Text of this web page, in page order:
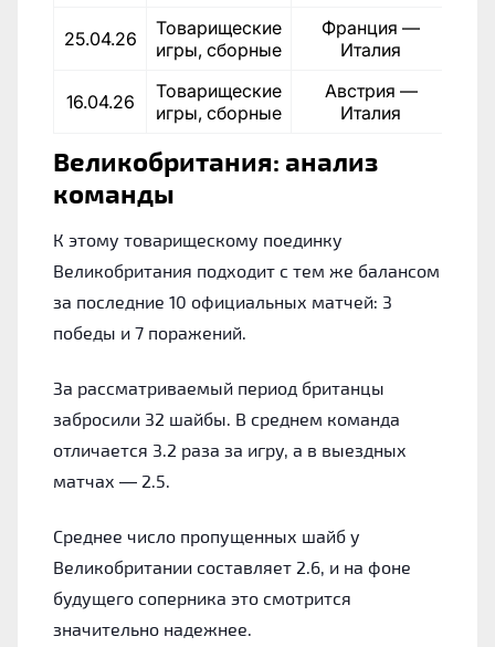
25.04.26
Товарищеские
игры, сборные
Франция —
Италия
16.04.26
Товарищеские
игры, сборные
Австрия —
Италия
Великобритания: анализ
команды
К этому товарищескому поединку
Великобритания подходит с тем же балансом
за последние 10 официальных матчей: 3
победы и 7 поражений.
За рассматриваемый период британцы
забросили 32 шайбы. В среднем команда
отличается 3.2 раза за игру, а в выездных
матчах — 2.5.
Среднее число пропущенных шайб у
Великобритании составляет 2.6, и на фоне
будущего соперника это смотрится
значительно надежнее.